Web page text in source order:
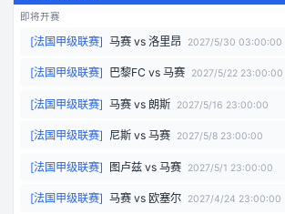
即将开赛
[法国甲级联赛] 马赛vs 洛里昂 2027/5/30 03:00:00
[法国甲级联赛] 巴黎FC vs 马赛 2027/5/22 23:00:00
[法国甲级联赛] 马赛vs 朗斯 2027/5/16 23:00:00
[法国甲级联赛] 尼斯vs 马赛 2027/5/8 23:00:00
[法国甲级联赛] 图卢兹vs 马赛 2027/5/1 23:00:00
[法国甲级联赛] 马赛vs 欧塞尔 2027/4/24 23:00:00